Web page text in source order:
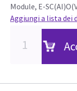
Module, E-
Aggiungi a lista dei